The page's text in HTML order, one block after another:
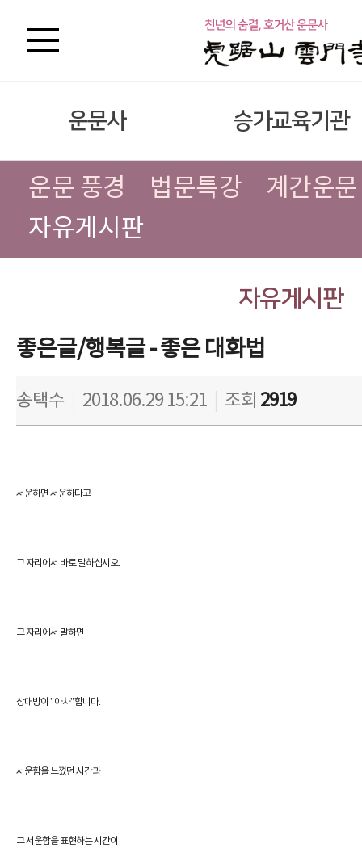
운문사 승가교육기관
운문 풍경 법문특강
계간운문
자유게시판
자유게시판
좋은글/행복글 - 좋은 대화법
송택수 2018.06.29 15:21 조회 2919
서운하면 서운하다고
그 자리에서 바로 말하십시오.
그 자리에서 말하면
상대방이 "아차"합니다.
서운함을 느꼈던 시간과
그 서운함을 표현하는 시간이